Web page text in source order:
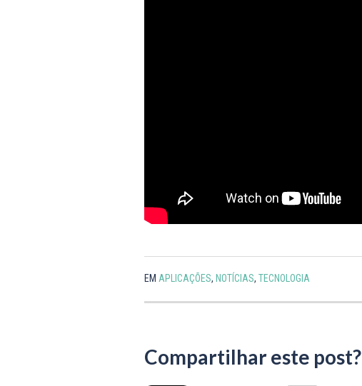
EM APLICAÇÕES, NOTÍCIAS, TECNOLOGIA
Compartilhar este post?